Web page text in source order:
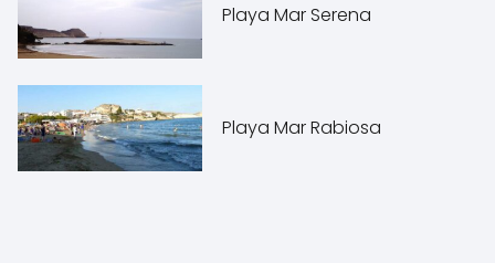
Playa Mar Serena
Playa Mar Rabiosa